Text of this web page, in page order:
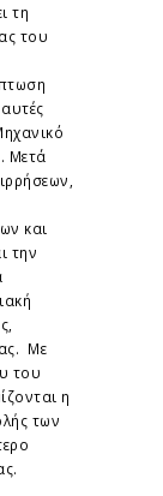
τη
του
Μετά
και
την
Με
του
η
των